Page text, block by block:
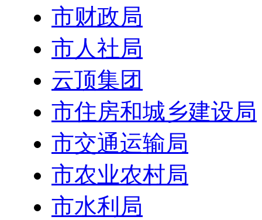
市财政局
市人社局
云顶集团
市住房和城乡建设局
市交通运输局
市农业农村局
市水利局